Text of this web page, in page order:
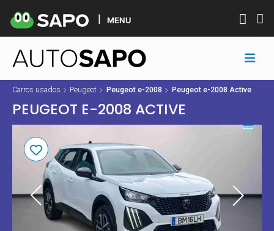
MENU
Carros usados Peugeot Peugeot e-2008 Peugeot e-2008 Active
PEUGEOT E-2008 ACTIVE